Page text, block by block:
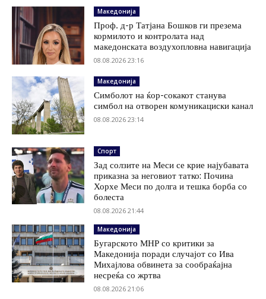
Македонија
Проф. д-р Татјана Бошков ги презема
кормилото и контролата над
македонската воздухопловна навигација
08.08.2026 23:16
Македонија
Симболот на ќор-сокакот станува
симбол на отворен комуникациски канал
08.08.2026 23:14
Спорт
Зад солзите на Меси се крие најубавата
приказна за неговиот татко: Почина
Хорхе Меси по долга и тешка борба со
болеста
08.08.2026 21:44
Македонија
Бугарското МНР со критики за
Македонија поради случајот со Ива
Михајлова обвинета за сообраќајна
несреќа со жртва
08.08.2026 21:06